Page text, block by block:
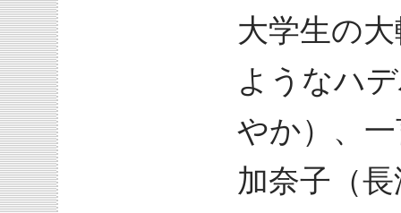
大学生の
ようなハ
やか）、
加奈子（